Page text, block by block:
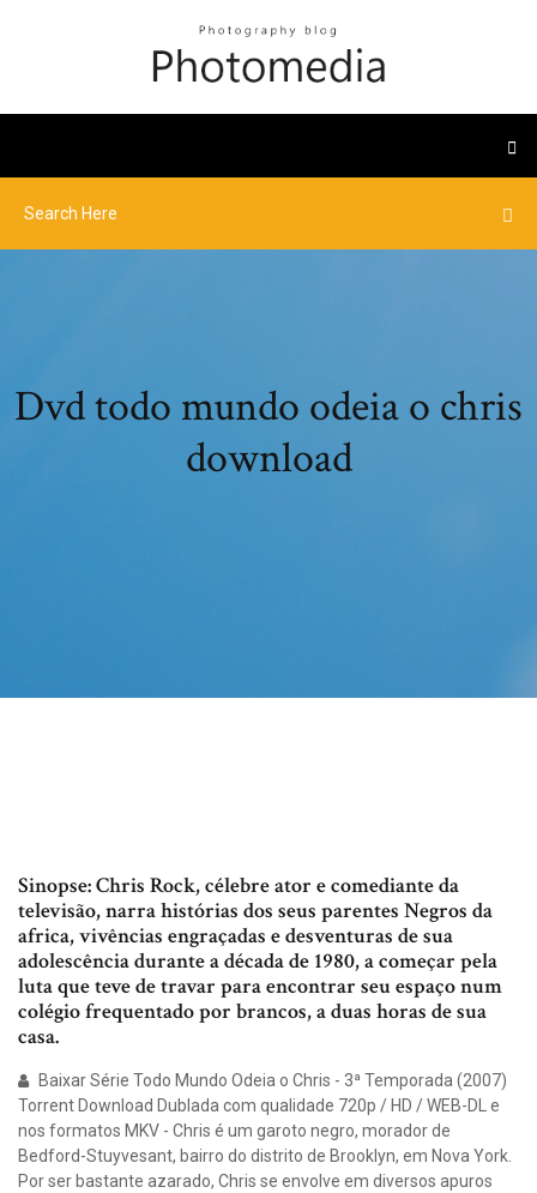
Dvd todo mundo odeia o chris
download
Sinopse: Chris Rock, célebre ator e comediante da
televisão, narra histórias dos seus parentes Negros da
africa, vivências engraçadas e desventuras de sua
adolescência durante a década de 1980, a começar pela
luta que teve de travar para encontrar seu espaço num
colégio frequentado por brancos, a duas horas de sua
casa.
Baixar Série Todo Mundo Odeia o Chris - 3ª Temporada (2007)
Torrent Download Dublada com qualidade 720p / HD / WEB-DL e
nos formatos MKV - Chris é um garoto negro, morador de
Bedford-Stuyvesant, bairro do distrito de Brooklyn, em Nova York.
Por ser bastante azarado, Chris se envolve em diversos apuros